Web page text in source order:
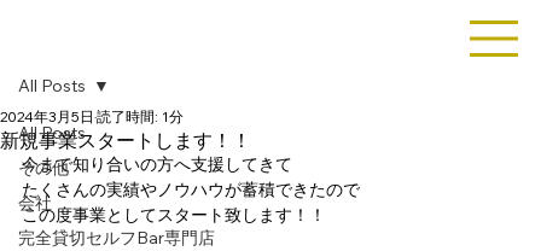
All Posts
その他
会社
完全貸切セルフBar専門店
All Posts
新規事業スタートします！！
2024年3月5日 読了時間: 1分
今まで知り合いの方へ支援してきて
たくさんの実績やノウハウが蓄積できたので
この度事業としてスタート致します！！